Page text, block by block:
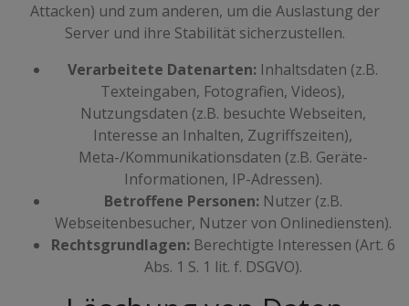
Attacken) und zum anderen, um die Auslastung der
Server und ihre Stabilität sicherzustellen.
Verarbeitete Datenarten: Inhaltsdaten (z.B.
Texteingaben, Fotografien, Videos),
Nutzungsdaten (z.B. besuchte Webseiten,
Interesse an Inhalten, Zugriffszeiten),
Meta-/Kommunikationsdaten (z.B. Geräte-
Informationen, IP-Adressen).
Betroffene Personen:Nutzer (z.B.
Webseitenbesucher, Nutzer von Onlinediensten).
Rechtsgrundlagen:Berechtigte Interessen (Art. 6
Abs. 1 S. 1 lit. f. DSGVO).